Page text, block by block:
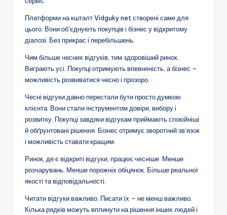
Платформи на кшталт Vidguky.net створені саме для
цього. Вони об’єднують покупців і бізнес у відкритому
діалозі. Без прикрас і перебільшень.
Чим більше чесних відгуків, тим здоровіший ринок.
Виграють усі. Покупці отримують впевненість, а бізнес –
можливість розвиватися чесно і прозоро.
Чесні відгуки давно перестали бути просто думкою
клієнта. Вони стали інструментом довіри, вибору і
розвитку. Покупці завдяки відгукам приймають спокійніші
й обґрунтовані рішення. Бізнес отримує зворотний зв’язок
і можливість ставати кращим.
Ринок, де є відкриті відгуки, працює чесніше. Менше
розчарувань. Менше порожніх обіцянок. Більше реальної
якості та відповідальності.
Читати відгуки важливо. Писати їх – не менш важливо.
Кілька рядків можуть вплинути на рішення інших людей і